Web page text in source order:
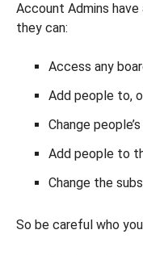
Account Admins
they can:
Access any
Add people to,
Change
Add people to
Change the
So be careful who